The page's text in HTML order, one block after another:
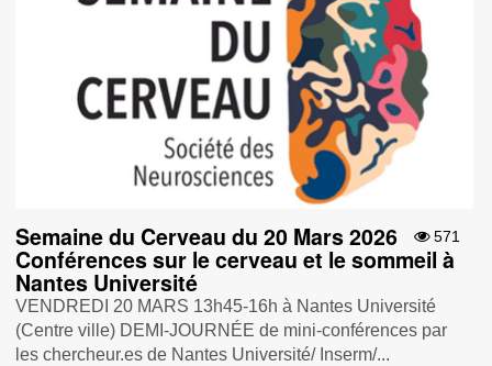
571
Semaine du Cerveau du 20 Mars 2026
Conférences sur le cerveau et le sommeil à
Nantes Université
VENDREDI 20 MARS 13h45-16h à Nantes Université
(Centre ville) DEMI-JOURNÉE de mini-conférences par
les chercheur.es de Nantes Université/ Inserm/...